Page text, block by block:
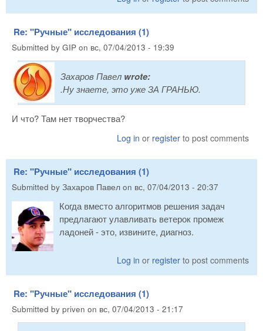
Re: "Ручные" исследования (1)
Submitted by GIP on вс, 07/04/2013 - 19:39
Захаров Павел wrote:
.Ну знаете, это уже ЗА ГРАНЬЮ.
И что? Там нет творчества?
Log in or register to post comments
Re: "Ручные" исследования (1)
Submitted by Захаров Павел on вс, 07/04/2013 - 20:37
Когда вместо алгоритмов решения задач
предлагают улавливать ветерок промеж
ладоней - это, извините, диагноз.
Log in or register to post comments
Re: "Ручные" исследования (1)
Submitted by priven on вс, 07/04/2013 - 21:17